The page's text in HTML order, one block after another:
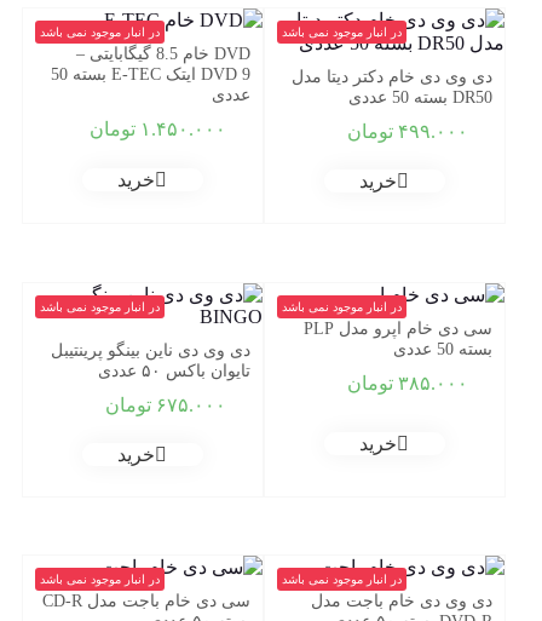
در انبار موجود نمی باشد
دی وی دی خام دکتر دیتا مدل
DR50 بسته 50 عددی
۴۹۹.۰۰۰ تومان
خرید
در انبار موجود نمی باشد
DVD خام 8.5 گیگابایتی –
DVD 9 ایتک E-TEC بسته 50
عددی
۱.۴۵۰.۰۰۰ تومان
خرید
در انبار موجود نمی باشد
سی دی خام اپرو مدل PLP
بسته 50 عددی
۳۸۵.۰۰۰ تومان
خرید
در انبار موجود نمی باشد
دی وی دی ناین بینگو پرینتیبل
تایوان باکس ۵۰ عددی
۶۷۵.۰۰۰ تومان
خرید
در انبار موجود نمی باشد
دی وی دی خام باجت مدل
در انبار موجود نمی باشد
سی دی خام باجت مدل CD-R